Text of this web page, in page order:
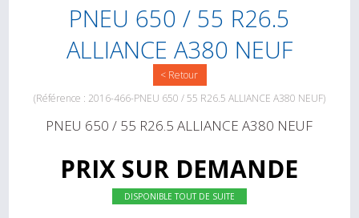
PNEU 650 / 55 R26.5
ALLIANCE A380 NEUF
< Retour
(Référence : 2016-466-PNEU 650 / 55 R26.5 ALLIANCE A380 NEUF)
PNEU 650 / 55 R26.5 ALLIANCE A380 NEUF
PRIX SUR DEMANDE
DISPONIBLE TOUT DE SUITE